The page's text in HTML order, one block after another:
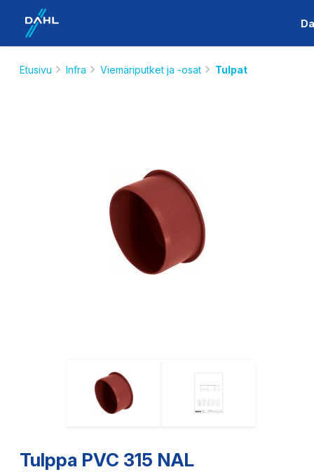
Etusivu Infra Viemäriputket ja -osat Tulpat
Tulppa PVC 315 NAL